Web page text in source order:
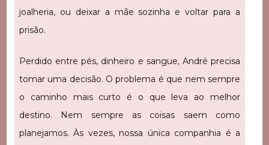
joalheria, ou deixar a mãe sozinha e voltar para a
prisão.
Perdido entre pés, dinheiro e sangue, André precisa
tomar uma decisão. O problema é que nem sempre
o caminho mais curto é o que leva ao melhor
destino. Nem sempre as coisas saem como
planejamos. Às vezes, nossa única companhia é a